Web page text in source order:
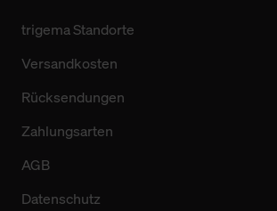
trigema Standorte
Versandkosten
Rücksendungen
Zahlungsarten
AGB
Datenschutz